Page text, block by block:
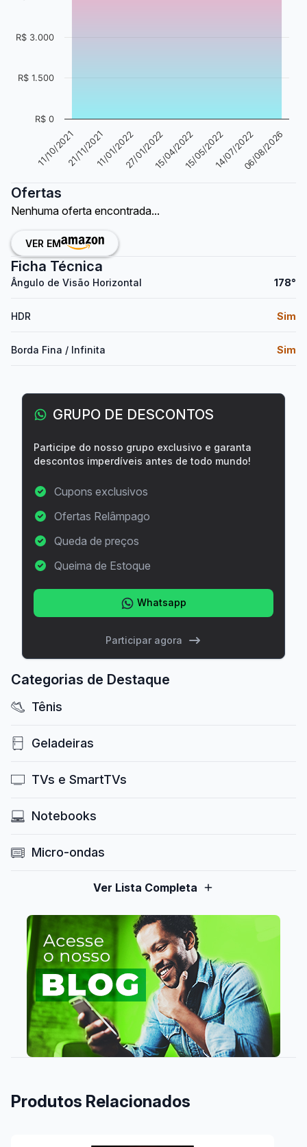
11/10/202121/11/202111/01/202227/01/202215/04/202215/05/202214/07/202206/08/2026
R$ 0
R$ 1.500
R$ 3.000
Ofertas
Nenhuma oferta encontrada...
VER EM
Ficha Técnica
Ângulo de Visão Horizontal 178°
HDR Sim
Borda Fina / Infinita Sim
GRUPO DE DESCONTOS
Participe do nosso grupo exclusivo e garanta
descontos imperdíveis antes de todo mundo!
Cupons exclusivos
Ofertas Relâmpago
Queda de preços
Queima de Estoque
Whatsapp
Participar agora
Categorias de Destaque
Tênis
Geladeiras
TVs e SmartTVs
Notebooks
Micro-ondas
Ver Lista Completa
Produtos Relacionados